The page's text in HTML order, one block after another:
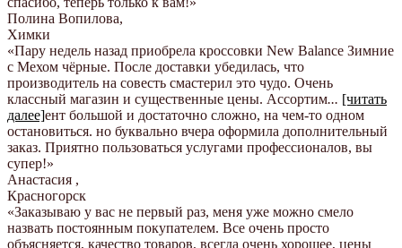
Полина Вопилова,
Химки
«Пару недель назад приобрела кроссовки New Balance Зимние
с Мехом чёрные. После доставки убедилась, что
производитель на совесть смастерил это чудо. Очень
классный магазин и существенные цены. Ассортим... [читать
далее]ент большой и достаточно сложно, на чем-то одном
остановиться. но буквально вчера оформила дополнительный
заказ. Приятно пользоваться услугами профессионалов, вы
супер!»
Анастасия ,
Красногорск
«Заказываю у вас не первый раз, меня уже можно смело
назвать постоянным покупателем. Все очень просто
объясняется, качество товаров, всегда очень хорошее, цены